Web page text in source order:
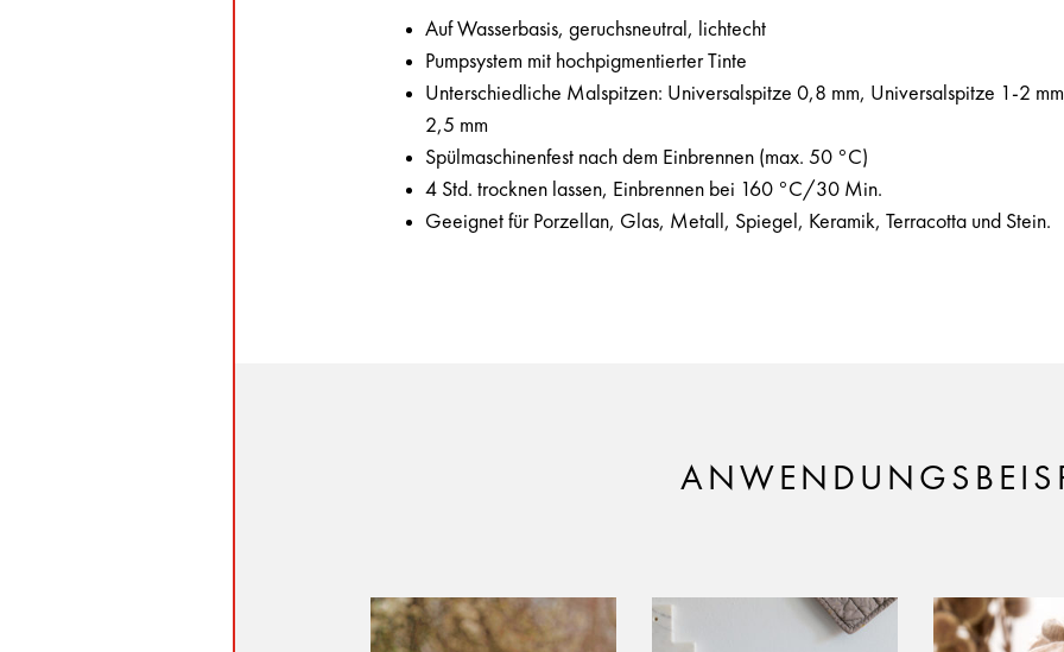
Auf Wasserbasis, geruchsneutral, lichtecht
Pumpsystem mit hochpigmentierter Tinte
Unterschiedliche Malspitzen: Universalspitze 0,8 mm, Universalspitze 1-2
2,5 mm
Spülmaschinenfest nach dem Einbrennen (max. 50 °C)
4 Std. trocknen lassen, Einbrennen bei 160 °C/30 Min.
Geeignet für Porzellan, Glas, Metall, Spiegel, Keramik, Terracotta und Stein.